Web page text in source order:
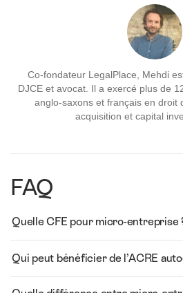
Co-fondateur LegalPlace, Mehdi
DJCE et avocat. Il a exercé plus de
anglo-saxons et français en droit
acquisition et capital
FAQ
Quelle CFE pour micro-entreprise
Qui peut bénéficier de l’ACRE